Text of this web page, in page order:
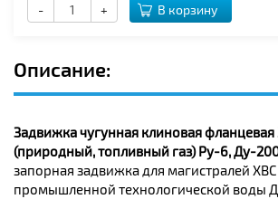
- + В корзину
Описание:
Задвижка чугунная клиновая фланцевая
(природный, топливный газ) Ру-6, Ду-
запорная задвижка для магистралей
промышленной технологической воды